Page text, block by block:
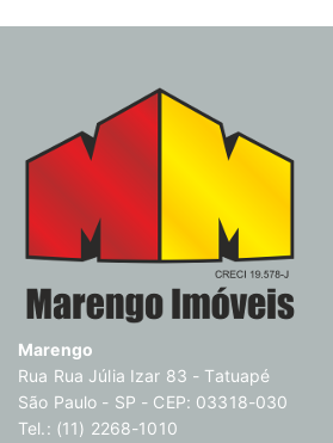
Marengo
Rua Rua Júlia Izar 83 - Tatuapé
São Paulo - SP - CEP: 03318-030
Tel.: (11) 2268-1010